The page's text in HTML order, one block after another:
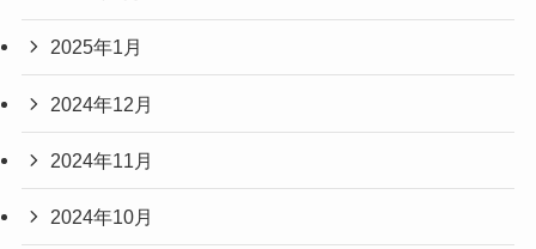
2025年1月
2024年12月
2024年11月
2024年10月